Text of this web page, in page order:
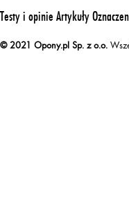
Testy i opinie Artykuły
© 2021 Opony.pl Sp. z o.o.